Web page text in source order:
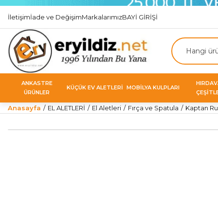
İletişimİade ve DeğişimMarkalarımızBAYİ GİRİŞİ
ANKASTRE
ÜRÜNLER
KÜÇÜK EV ALETLERİ MOBİLYA KULPLARI
Anasayfa EL ALETLERİ El Aletleri Fırça ve Spatula Kaptan